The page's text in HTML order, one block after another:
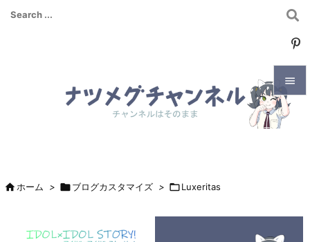


メニュ

ホーム > ブログカスタマイズ > Luxeritas